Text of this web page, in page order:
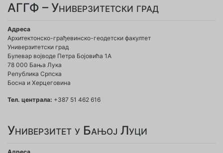
АГГФ – Универзитетски град
Адреса
Архитектонско-грађевинско-геодетски факултет
Универзитетски град
Булевар војводе Петра Бојовића 1A
78 000 Бања Лука
Република Српска
Босна и Херцеговина
Тел. централа: +387 51 462 616
Универзитет у Бањој Луци